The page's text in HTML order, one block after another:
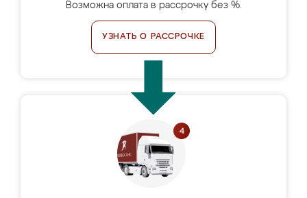
Возможна оплата в рассрочку без %.
УЗНАТЬ О РАССРОЧКЕ